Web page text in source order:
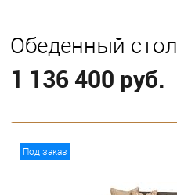
Обеденный
1 136 400 руб.
Под заказ